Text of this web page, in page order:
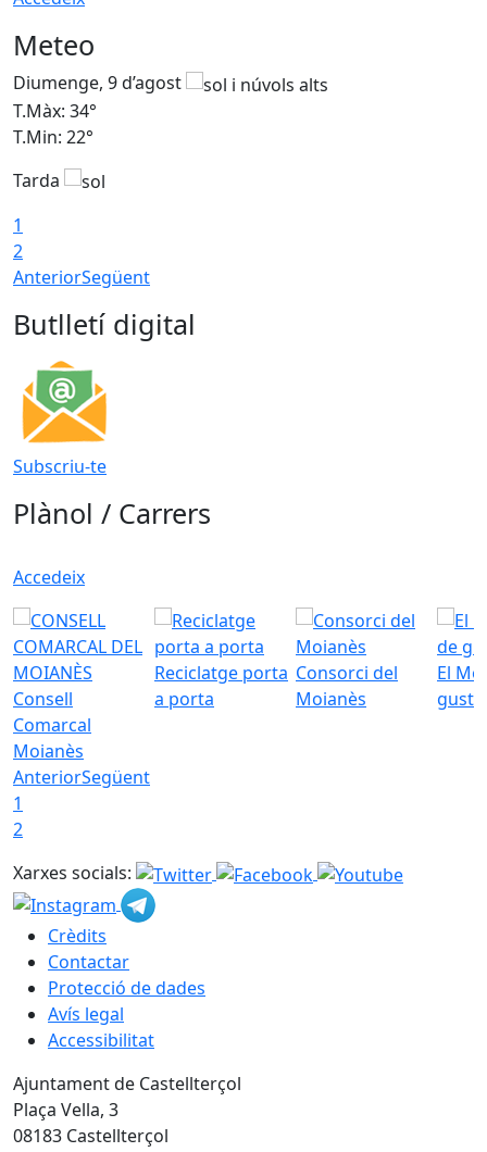
Meteo
Diumenge, 9 d’agost
T.Màx: 34°
T.Min: 22°
Tarda
1
2
AnteriorSegüent
Butlletí digital
Subscriu-te
Plànol / Carrers
Accedeix
Consell
Comarcal
Moianès
Reciclatge porta
a porta
Consorci del
Moianès
El
gust
AnteriorSegüent
1
2
Xarxes socials:
Crèdits
Contactar
Protecció de dades
Avís legal
Accessibilitat
Ajuntament de Castellterçol
Plaça Vella, 3
08183 Castellterçol